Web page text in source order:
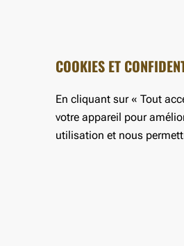
COOKIES ET
En cliquant sur « Tout
votre appareil pour
utilisation et nous